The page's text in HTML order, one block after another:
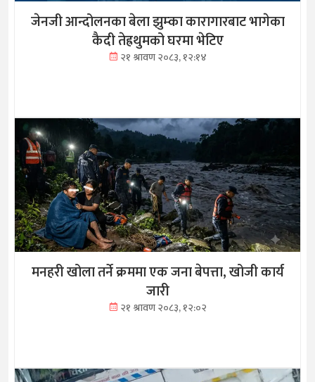
जेनजी आन्दोलनका बेला झुम्का कारागारबाट भागेका
कैदी तेह्रथुमको घरमा भेटिए
२१ श्रावण २०८३, १२:१४
मनहरी खोला तर्ने क्रममा एक जना बेपत्ता, खोजी कार्य
जारी
२१ श्रावण २०८३, १२:०२